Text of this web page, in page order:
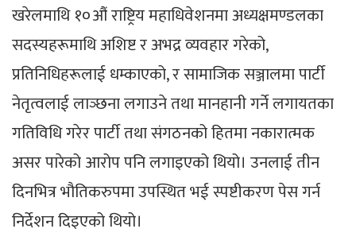
खरेलमाथि १०औं राष्ट्रिय महाधिवेशनमा अध्यक्षमण्डलका
सदस्यहरूमाथि अशिष्ट र अभद्र व्यवहार गरेको,
प्रतिनिधिहरूलाई धम्काएको, र सामाजिक सञ्जालमा पार्टी
नेतृत्वलाई लाञ्छना लगाउने तथा मानहानी गर्ने लगायतका
गतिविधि गरेर पार्टी तथा संगठनको हितमा नकारात्मक
असर पारेको आरोप पनि लगाइएको थियो। उनलाई तीन
दिनभित्र भौतिकरुपमा उपस्थित भई स्पष्टीकरण पेस गर्न
निर्देशन दिइएको थियो।